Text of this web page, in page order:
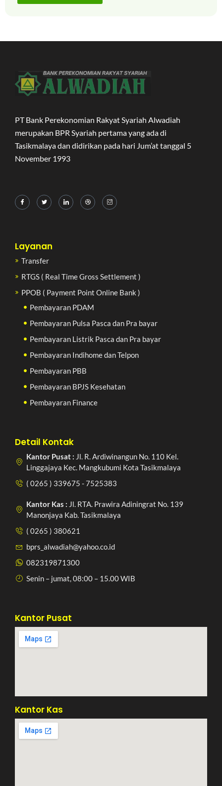
PT Bank Perekonomian Rakyat Syariah Alwadiah
merupakan BPR Syariah pertama yang ada di
Tasikmalaya dan didirikan pada hari Jum’at tanggal 5
November 1993
Layanan
Transfer
RTGS ( Real Time Gross Settlement )
PPOB ( Payment Point Online Bank )
Pembayaran PDAM
Pembayaran Pulsa Pasca dan Pra bayar
Pembayaran Listrik Pasca dan Pra bayar
Pembayaran Indihome dan Telpon
Pembayaran PBB
Pembayaran BPJS Kesehatan
Pembayaran Finance
Detail Kontak
Kantor Pusat : Jl. R. Ardiwinangun No. 110 Kel.
Linggajaya Kec. Mangkubumi Kota Tasikmalaya
( 0265 ) 339675 - 7525383
Kantor Kas : Jl. RTA. Prawira Adiningrat No. 139
Manonjaya Kab. Tasikmalaya
( 0265 ) 380621
bprs_alwadiah@yahoo.co.id
082319871300
Senin – jumat, 08:00 – 15.00 WIB
Kantor Pusat
Kantor Kas